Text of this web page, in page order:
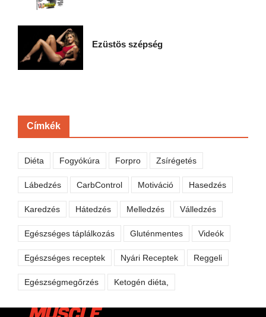
Ezüstös szépség
Címkék
Diéta Fogyókúra Forpro Zsírégetés
Lábedzés CarbControl Motiváció Hasedzés
Karedzés Hátedzés Melledzés Válledzés
Egészséges táplálkozás Gluténmentes Videók
Egészséges receptek Nyári Receptek Reggeli
Egészségmegőrzés Ketogén diéta,